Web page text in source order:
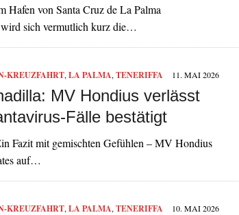
Hafen von Santa Cruz de La Palma
wird sich vermutlich kurz die…
KREUZFAHRT, LA PALMA, TENERIFFA 11. MAI 2026
MV Hondius verlässt
Fälle bestätigt
Fazit mit gemischten Gefühlen – MV Hondius
auf…
KREUZFAHRT, LA PALMA, TENERIFFA 10. MAI 2026